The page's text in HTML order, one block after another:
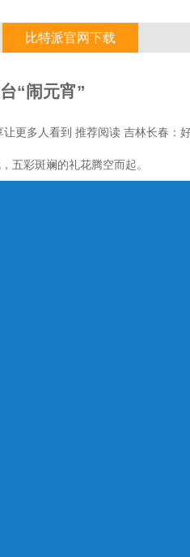
比特派官网下载
“闹元宵”
更多人看到 推荐阅读 吉林长春：
五彩斑斓的礼花腾空而起。